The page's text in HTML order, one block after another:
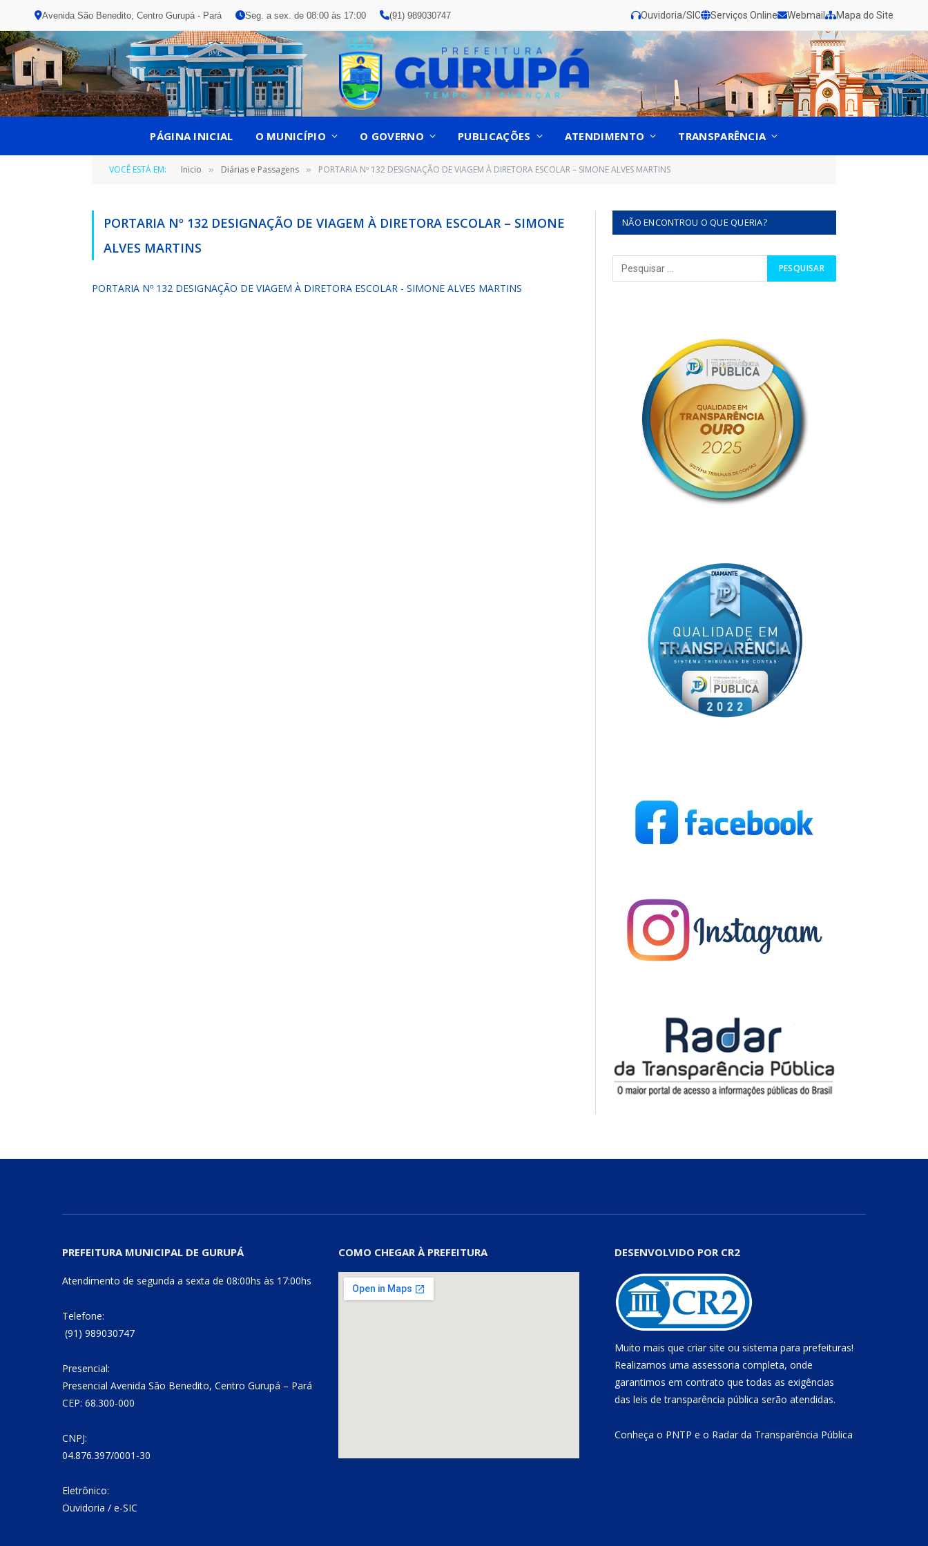
Avenida São Benedito, Centro Gurupá - Pará Seg. a sex. de 08:00 às 17:00 (91) 989030747 Ouvidoria/SIC Serviços Online Webmail Mapa do Site
PÁGINA INICIAL O MUNICÍPIO O GOVERNO PUBLICAÇÕES ATENDIMENTO TRANSPARÊNCIA
VOCÊ ESTÁ EM: Inicio » Diárias e Passagens » PORTARIA Nº 132 DESIGNAÇÃO DE VIAGEM À DIRETORA ESCOLAR – SIMONE ALVES MARTINS
PORTARIA Nº 132 DESIGNAÇÃO DE VIAGEM À DIRETORA ESCOLAR – SIMONE
ALVES MARTINS
PORTARIA Nº 132 DESIGNAÇÃO DE VIAGEM À DIRETORA ESCOLAR - SIMONE ALVES MARTINS
NÃO ENCONTROU O QUE QUERIA?
PREFEITURA MUNICIPAL DE GURUPÁ
Atendimento de segunda a sexta de 08:00hs às 17:00hs
Telefone:
(91) 989030747
Presencial:
Presencial Avenida São Benedito, Centro Gurupá – Pará
CEP: 68.300-000
CNPJ:
04.876.397/0001-30
Eletrônico:
Ouvidoria / e-SIC
COMO CHEGAR À PREFEITURA DESENVOLVIDO POR CR2
Muito mais que criar site ou sistema para prefeituras!
Realizamos uma assessoria completa, onde
garantimos em contrato que todas as exigências
das leis de transparência pública serão atendidas.
Conheça o PNTP e o Radar da Transparência Pública